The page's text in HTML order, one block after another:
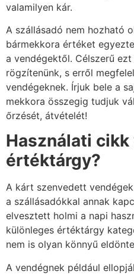
valamilyen kár.
A szállásadó nem hozható
bármekkora értéket
a vendégektől. Célszerű
rögzítenünk, s erről
vendégeknek. Írjuk bele a
mekkora összegig tudjuk
őrzését, átvételét!
Használati cikk
értéktárgy?
A kárt szenvedett
a szállásadókkal annak
elvesztett holmi a napi
különleges értéktárgy
nem is olyan könnyű
A vendégnek például